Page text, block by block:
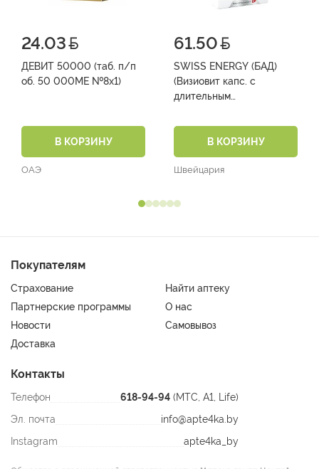
24.03
ДЕВИТ 50000 (таб. п/п
об. 50 000МЕ №8х1)
В КОРЗИНУ
ОАЭ
61.50
SWISS ENERGY (БАД)
(Визиовит капс. с
длительным
действующих веществ
В КОРЗИНУ
Швейцария
Покупателям
Страхование
Найти аптеку
Партнерские программы
О нас
Новости
Самовывоз
Доставка
Контакты
Телефон 618-94-94 (МТС, A1, Life)
Эл. почта
info@apte4ka.by
Instagram
apte4ka_by